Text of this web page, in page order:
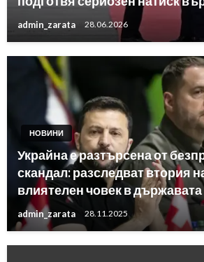
admin_zarata 28.06.2026
НОВИНИ
Украйна е разтърсена от
скандал: разследват втория
влиятелен човек в държавата
admin_zarata 28.11.2025